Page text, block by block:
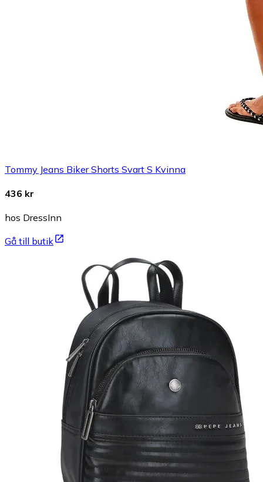
Tommy Jeans Biker Shorts Svart S Kvinna
436 kr
hos DressInn
Gå till butik